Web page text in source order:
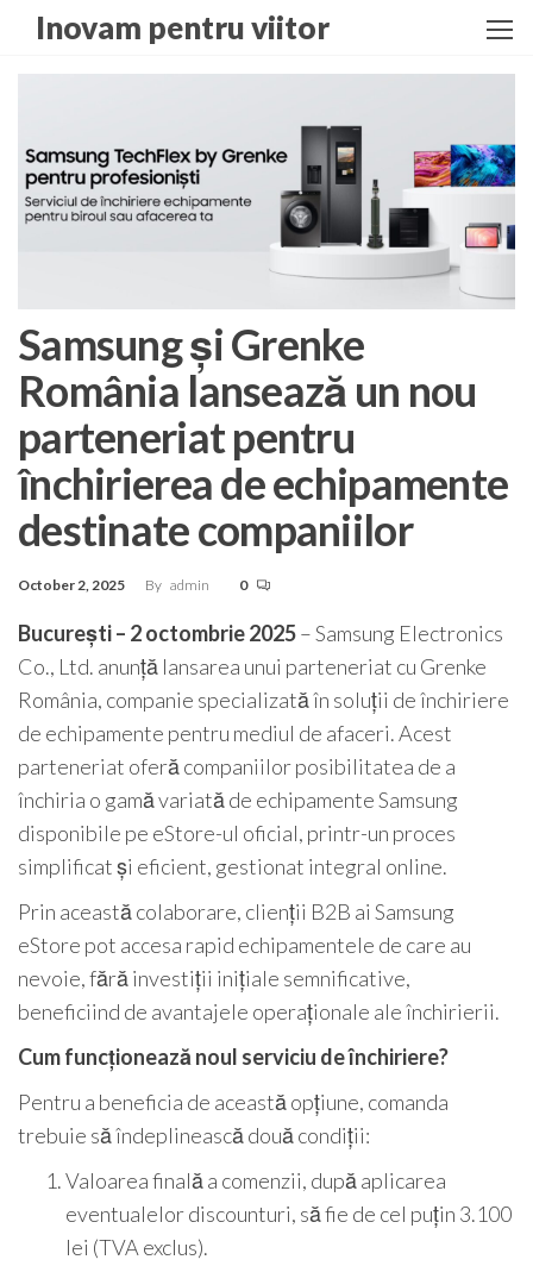
the
Inovam pentru viitor
Samsung și Grenke
România lansează un nou
parteneriat pentru
închirierea de echipamente
destinate companiilor
October 2, 2025 By admin 0
București – 2 octombrie 2025– Samsung Electronics
Co., Ltd. anunță lansarea unui parteneriat cu Grenke
România, companie specializată în soluții de închiriere
de echipamente pentru mediul de afaceri. Acest
parteneriat oferă companiilor posibilitatea de a
închiria o gamă variată de echipamente Samsung
disponibile pe eStore-ul oficial, printr-un proces
simplificat și eficient, gestionat integral online.
Prin această colaborare, clienții B2B ai Samsung
eStore pot accesa rapid echipamentele de care au
nevoie, fără investiții inițiale semnificative,
beneficiind de avantajele operaționale ale închirierii.
Cum funcționează noul serviciu de închiriere?
Pentru a beneficia de această opțiune, comanda
trebuie să îndeplinească două condiții:
Valoarea finală a comenzii, după aplicarea
eventualelor discounturi, să fie de cel puțin 3.100
lei (TVA exclus).